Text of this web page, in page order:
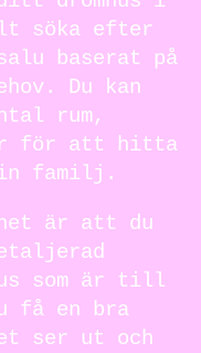
söka efter
baserat på
Du kan
rum,
för att hitta
familj.
är att du
som är till
få en bra
ser ut och